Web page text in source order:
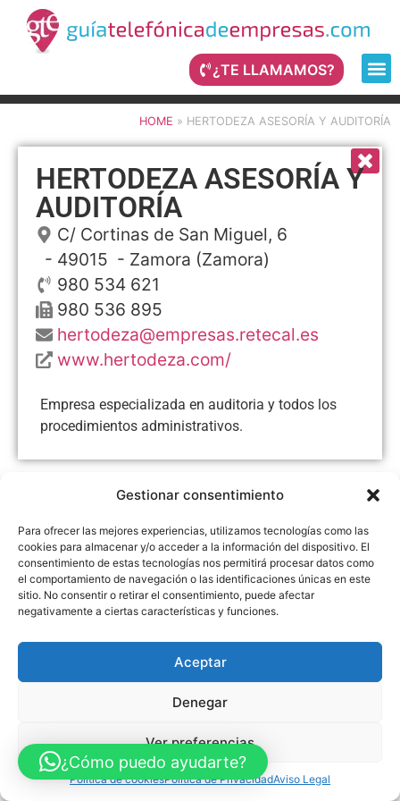
Gestionar consentimiento
Para ofrecer las mejores experiencias, utilizamos tecnologías como las
cookies para almacenar y/o acceder a la información del dispositivo. El
consentimiento de estas tecnologías nos permitirá procesar datos como
el comportamiento de navegación o las identificaciones únicas en este
sitio. No consentir o retirar el consentimiento, puede afectar
negativamente a ciertas características y funciones.
Aceptar
Denegar
Ver preferencias
Política de cookiesPolítica de PrivacidadAviso Legal
¿TE LLAMAMOS?
HOME » HERTODEZA ASESORÍA Y AUDITORÍA
HERTODEZA ASESORÍA Y
AUDITORÍA
C/ Cortinas de San Miguel, 6
- 49015 - Zamora (Zamora)
980 534 621
980 536 895
hertodeza@empresas.retecal.es
www.hertodeza.com/
Empresa especializada en auditoria y todos los
procedimientos administrativos.
Accesibilidad
Mapa web
FINANCIADO POR LA UNIÓN EUROPEA CON EL PROGRAMA KIT
DIGITAL POR LOS FONDOS NEXT GENERATION (EU) DEL
MECANISMO DE RECUPERACIÓN Y RESILENCIA
© Guia Telefónica de Empresas – Todos los derechos reservados.
¿Cómo puedo ayudarte?